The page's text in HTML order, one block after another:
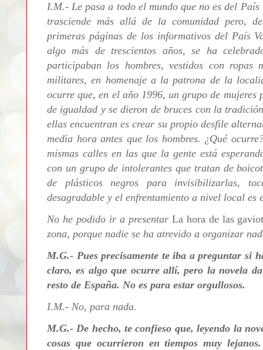
I.M.- Le pasa a todo el mundo que no es del
trasciende más allá de la comunidad pero,
primeras páginas de los informativos del País
algo más de trescientos años, se ha
participaban los hombres, vestidos con
militares, en homenaje a la patrona de la
ocurre que, en el año 1996, un grupo de
de igualdad y se dieron de bruces con la
ellas encuentran es crear su propio desfile
media hora antes que los hombres. ¿Qué
mismas calles en las que la gente está
con un grupo de intolerantes que tratan de
de plásticos negros para invisibilizarlas,
desagradable y el enfrentamiento a nivel local es
No he podido ir a presentar La hora de las
zona, porque nadie se ha atrevido a organizar
M.G.- Pues precisamente te iba a preguntar si
claro, es algo que ocurre allí, pero la novela
resto de España. No es para estar orgullosos.
I.M.- No, para nada.
M.G.- De hecho, te confieso que, leyendo la
cosas que ocurrieron en tiempos muy